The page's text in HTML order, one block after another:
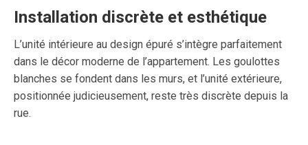
Installation discrète et esthétique
L’unité intérieure au design épuré s’intègre parfaitement
dans le décor moderne de l’appartement. Les goulottes
blanches se fondent dans les murs, et l’unité extérieure,
positionnée judicieusement, reste très discrète depuis la
rue.